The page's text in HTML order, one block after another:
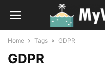
Home Tags GDPR
GDPR